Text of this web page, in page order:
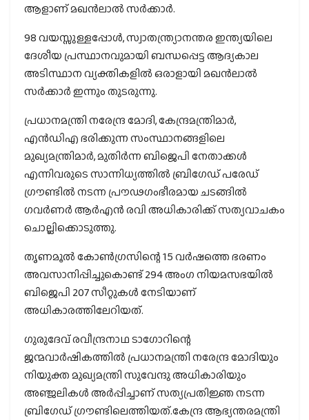
ആളാണ് മഖൻലാൽ സർക്കാർ.
98 വയസ്സുള്ളപ്പോൾ, സ്വാതന്ത്ര്യാനന്തര ഇന്ത്യയിലെ
ദേശീയ പ്രസ്ഥാനവുമായി ബന്ധപ്പെട്ട ആദ്യകാല
അടിസ്ഥാന വ്യക്തികളിൽ ഒരാളായി മഖൻലാൽ
സർക്കാർ ഇന്നും തുടരുന്നു.
പ്രധാനമന്ത്രി നരേന്ദ്ര മോദി, കേന്ദ്രമന്ത്രിമാർ,
എൻഡിഎ ഭരിക്കുന്ന സംസ്ഥാനങ്ങളിലെ
മുഖ്യമന്ത്രിമാർ, മുതിർന്ന ബിജെപി നേതാക്കൾ
എന്നിവരുടെ സാന്നിധ്യത്തിൽ ബ്രിഗേഡ് പരേഡ്
ഗ്രൗണ്ടിൽ നടന്ന പ്രൗഢഗംഭീരമായ ചടങ്ങിൽ
ഗവർണർ ആർഎൻ രവി അധികാരിക്ക് സത്യവാചകം
ചൊല്ലിക്കൊടുത്തു.
തൃണമൂൽ കോൺഗ്രസിന്റെ 15 വർഷത്തെ ഭരണം
അവസാനിപ്പിച്ചുകൊണ്ട് 294 അംഗ നിയമസഭയിൽ
ബിജെപി 207 സീറ്റുകൾ നേടിയാണ്
അധികാരത്തിലേറിയത്.
ഗുരുദേവ് രവീന്ദ്രനാഥ ടാഗോറിന്റെ
ജന്മവാർഷികത്തിൽ പ്രധാനമന്ത്രി നരേന്ദ്ര മോദിയും
നിയുക്ത മുഖ്യമന്ത്രി സുവേന്ദു അധികാരിയും
അഞ്ജലികൾ അർപ്പിച്ചാണ് സത്യപ്രതിജ്ഞ നടന്ന
ബ്രിഗേഡ് ഗ്രൗണ്ടിലെത്തിയത്.കേന്ദ്ര ആഭ്യന്തരമന്ത്രി